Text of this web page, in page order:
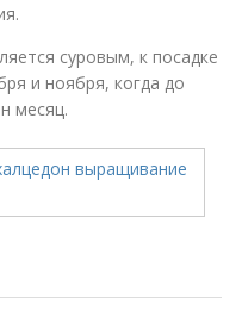
суровым, к посадке
и ноября, когда до
месяц.